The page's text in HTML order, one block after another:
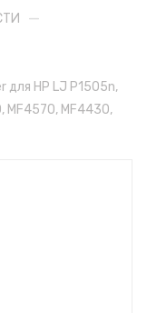
—
для HP LJ P1505n,
MF4570, MF4430,